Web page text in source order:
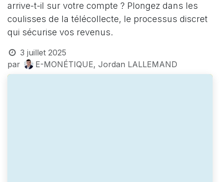
arrive-t-il sur votre compte ? Plongez dans les
coulisses de la télécollecte, le processus discret
qui sécurise vos revenus.
3 juillet 2025
par
E-MONÉTIQUE, Jordan LALLEMAND